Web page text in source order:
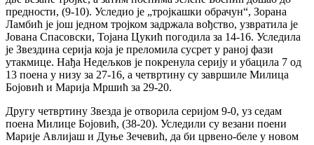
предности, (9-10). Уследио је „тројкашки обрачун“, Зорана
Ламбић је још једном тројком задржала вођство, узвратила је
Јована Спасовски, Тојана Цукић погодила за 14-16. Уследила
је Звездина серија која је преломила сусрет у раној фази
утакмице. Нађа Недељков је покренула серију и убацила 7 од
13 поена у низу за 27-16, а четвртину су завршиле Милица
Бојовић и Марија Мршић за 29-20.
Другу четвртину Звезда је отворила серијом 9-0, уз седам
поена Милице Бојовић, (38-20). Уследили су везани поени
Марије Авлијаш и Дуње Зечевић, да би црвено-беле у новом